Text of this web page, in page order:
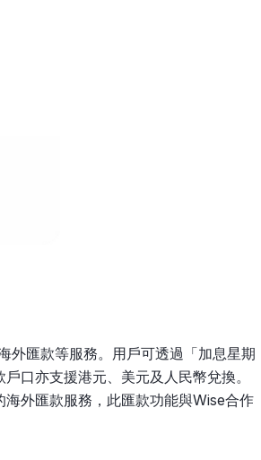
外匯款等服務。用戶可透過「加息星期
口亦支援港元、美元及人民幣兌換。
外匯款服務，此匯款功能與Wise合作